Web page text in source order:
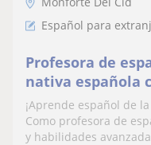
Español para
Profesora de
nativa española
buen nivel de
¡Aprende español de
Como profesora de
y habilidades